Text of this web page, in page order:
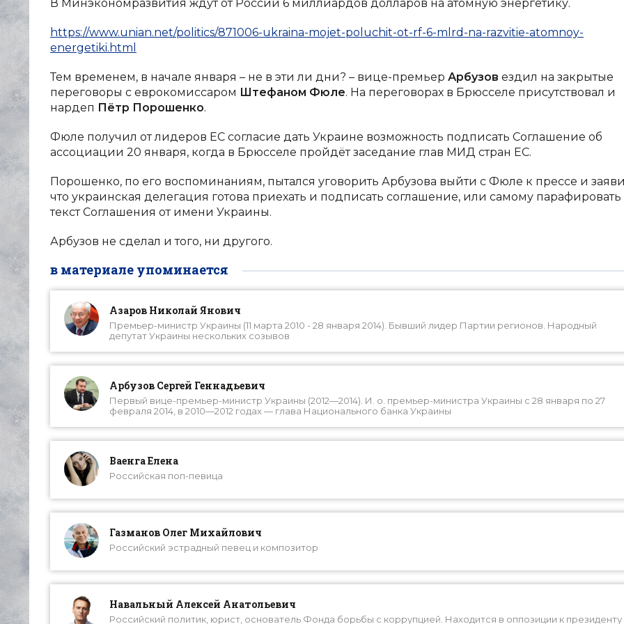
В Минэкономразвития ждут от России 6 миллиардов долларов на атомную энергетику.
https://www.unian.net/politics/871006-ukraina-mojet-poluchit-ot-rf-6-mlrd-na-razvitie-atomnoy-
energetiki.html
Тем временем, в начале января – не в эти ли дни? – вице-премьер Арбузов ездил на закрытые
переговоры с еврокомиссаром Штефаном Фюле. На переговорах в Брюсселе присутствовал и
нардеп Пётр Порошенко.
Фюле получил от лидеров ЕС согласие дать Украине возможность подписать Соглашение об
ассоциации 20 января, когда в Брюсселе пройдёт заседание глав МИД стран ЕС.
Порошенко, по его воспоминаниям, пытался уговорить Арбузова выйти с Фюле к прессе и
что украинская делегация готова приехать и подписать соглашение, или самому парафировать
текст Соглашения от имени Украины.
Арбузов не сделал и того, ни другого.
в материале упоминается
Азаров Николай Янович
Премьер-министр Украины (11 марта 2010 - 28 января 2014). Бывший лидер Партии регионов. Народный
депутат Украины нескольких созывов
Арбузов Сергей Геннадьевич
Первый вице-премьер-министр Украины (2012—2014). И. о. премьер-министра Украины с 28 января по 27
февраля 2014, в 2010—2012 годах — глава Национального банка Украины
Ваенга Елена
Российская поп-певица
Газманов Олег Михайлович
Российский эстрадный певец и композитор
Навальный Алексей Анатольевич
Российский политик, юрист, основатель Фонда борьбы с коррупцией. Находится в оппозиции к президенту